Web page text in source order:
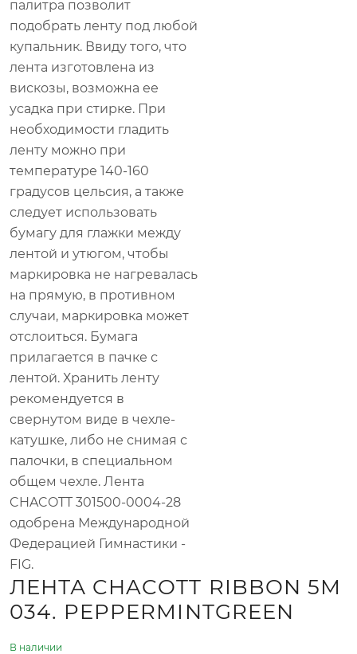
палитра позволит
подобрать ленту под любой
купальник. Ввиду того, что
лента изготовлена из
вискозы, возможна ее
усадка при стирке. При
необходимости гладить
ленту можно при
температуре 140-160
градусов цельсия, а также
следует использовать
бумагу для глажки между
лентой и утюгом, чтобы
маркировка не нагревалась
на прямую, в противном
случаи, маркировка может
отслоиться. Бумага
прилагается в пачке с
лентой. Хранить ленту
рекомендуется в
свернутом виде в чехле-
катушке, либо не снимая с
палочки, в специальном
общем чехле. Лента
CHACOTT 301500-0004-28
одобрена Международной
Федерацией Гимнастики -
FIG.
ЛЕНТА CHACOTT RIBBON 5М
034. PEPPERMINTGREEN
В наличии